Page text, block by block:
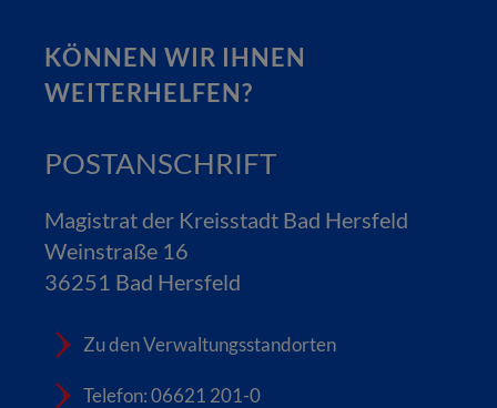
KÖNNEN WIR IHNEN
WEITERHELFEN?
POSTANSCHRIFT
Magistrat der Kreisstadt Bad Hersfeld
Weinstraße 16
36251 Bad Hersfeld
Zu den Verwaltungsstandorten
Telefon: 06621 201-0